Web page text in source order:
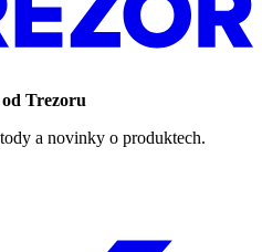
Trezoru
a novinky o produktech.